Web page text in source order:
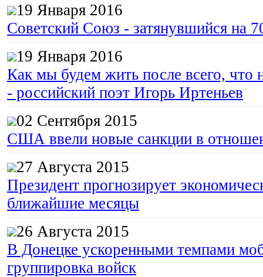
19 Января 2016
Советский Союз - затянувшийся на
19 Января 2016
Как мы будем жить после всего, что
- российский поэт Игорь Иртеньев
02 Сентября 2015
США ввели новые санкции в
27 Августа 2015
Президент прогнозирует
ближайшие месяцы
26 Августа 2015
В Донецке ускоренными темпами
группировка войск